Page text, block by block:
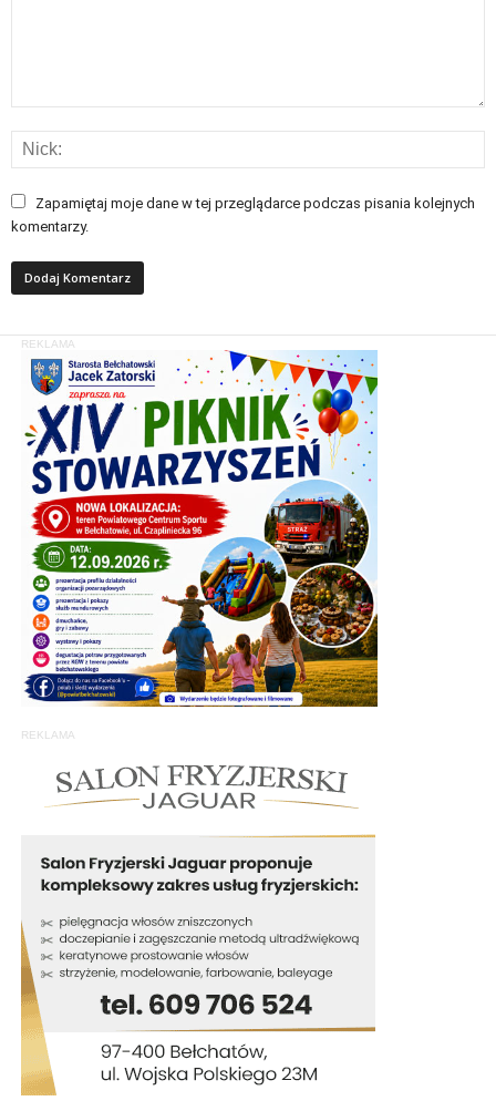
Zapamiętaj moje dane w tej przeglądarce podczas pisania kolejnych
komentarzy.
REKLAMA
REKLAMA